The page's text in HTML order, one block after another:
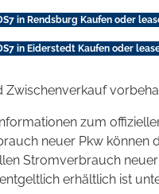
in Rendsburg Kaufen oder
in Eiderstedt Kaufen oder
Zwischenverkauf
zum
neuer Pkw können
Stromverbrauch
erhältlich ist